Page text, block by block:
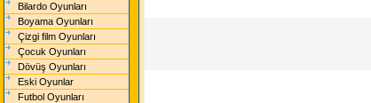
Bilardo Oyunları
Boyama Oyunları
Çizgi film Oyunları
Çocuk Oyunları
Dövüş Oyunları
Eski Oyunlar
Futbol Oyunları